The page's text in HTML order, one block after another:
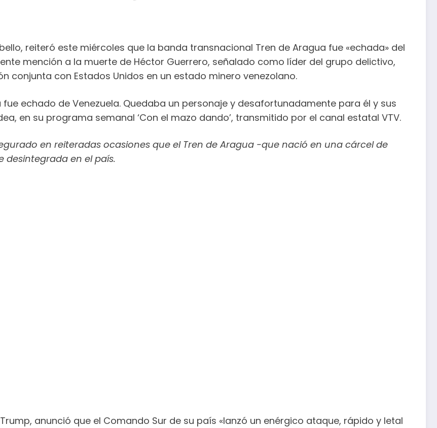
reiteró este miércoles que la banda transnacional Tren de Aragua fue «echada» del
mención a la muerte de Héctor Guerrero, señalado como líder del grupo delictivo,
conjunta con Estados Unidos en un estado minero venezolano.
fue echado de Venezuela. Quedaba un personaje y desafortunadamente para él y sus
en su programa semanal ‘Con el mazo dando’, transmitido por el canal estatal VTV.
en reiteradas ocasiones que el Tren de Aragua -que nació en una cárcel de
desintegrada en el país.
Trump, anunció que el Comando Sur de su país «lanzó un enérgico ataque, rápido y letal